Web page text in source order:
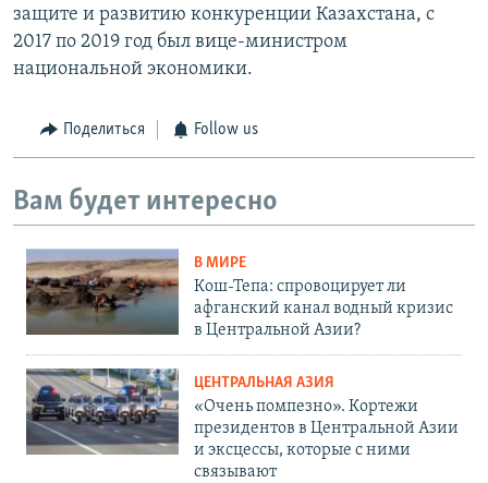
защите и развитию конкуренции Казахстана, с
2017 по 2019 год был вице-министром
национальной экономики.
Поделиться Follow us
Вам будет интересно
В МИРЕ
Кош-Тепа: спровоцирует ли
афганский канал водный кризис
в Центральной Азии?
ЦЕНТРАЛЬНАЯ АЗИЯ
«Очень помпезно». Кортежи
президентов в Центральной Азии
и эксцессы, которые с ними
связывают